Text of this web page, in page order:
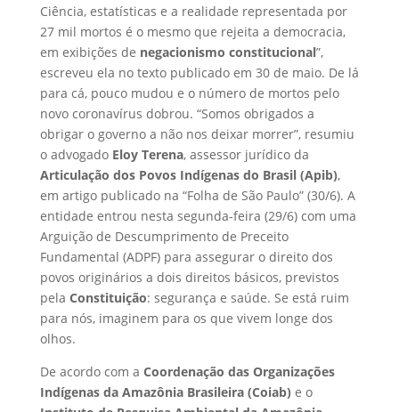
Ciência, estatísticas e a realidade representada por
27 mil mortos é o mesmo que rejeita a democracia,
em exibições de negacionismo constitucional”,
escreveu ela no texto publicado em 30 de maio. De lá
para cá, pouco mudou e o número de mortos pelo
novo coronavírus dobrou. “Somos obrigados a
obrigar o governo a não nos deixar morrer”, resumiu
o advogado Eloy Terena, assessor jurídico da
Articulação dos Povos Indígenas do Brasil (Apib),
em artigo publicado na “Folha de São Paulo” (30/6). A
entidade entrou nesta segunda-feira (29/6) com uma
Arguição de Descumprimento de Preceito
Fundamental (ADPF) para assegurar o direito dos
povos originários a dois direitos básicos, previstos
pela Constituição: segurança e saúde. Se está ruim
para nós, imaginem para os que vivem longe dos
olhos.
De acordo com a Coordenação das Organizações
Indígenas da Amazônia Brasileira (Coiab) e o